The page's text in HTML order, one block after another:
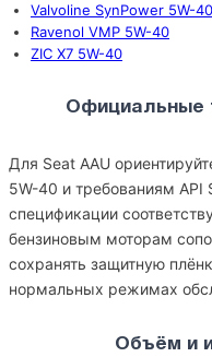
Valvoline SynPower 5W-40
Ravenol VMP 5W-40
ZIC X7 5W-40
Официальные
Для Seat AAU
5W-40 и требованиям API
спецификации
бензиновым моторам
сохранять защитную
нормальных режимах
Объём и